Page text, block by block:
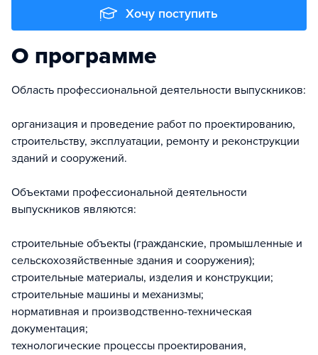
Хочу поступить
О программе
Область профессиональной деятельности выпускников:
организация и проведение работ по проектированию,
строительству, эксплуатации, ремонту и реконструкции
зданий и сооружений.
Объектами профессиональной деятельности
выпускников являются:
строительные объекты (гражданские, промышленные и
сельскохозяйственные здания и сооружения);
строительные материалы, изделия и конструкции;
строительные машины и механизмы;
нормативная и производственно-техническая
документация;
технологические процессы проектирования,